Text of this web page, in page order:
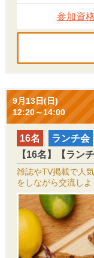
参加資格
9月13日(日)
12:20～14:00
16名
ランチ会
【16名】【ラン
雑誌やTV掲載で人
をしながら交流しよ